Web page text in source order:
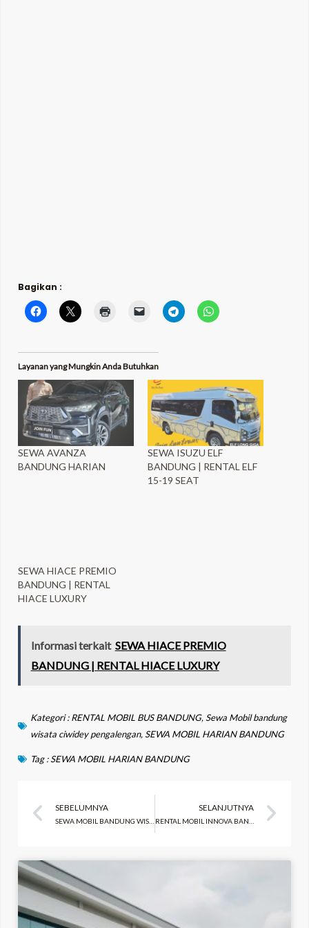
Bagikan :
Layanan yang Mungkin Anda Butuhkan
SEWA AVANZA
BANDUNG HARIAN
SEWA ISUZU ELF
BANDUNG | RENTAL ELF
15-19 SEAT
SEWA HIACE PREMIO
BANDUNG | RENTAL
HIACE LUXURY
Informasi terkait SEWA HIACE PREMIO
BANDUNG | RENTAL HIACE LUXURY
Kategori :RENTAL MOBIL BUS BANDUNG,Sewa Mobil bandung
wisata ciwidey pengalengan,SEWA MOBIL HARIAN BANDUNG
Tag :SEWA MOBIL HARIAN BANDUNG
Prev
SEBELUMNYA
SEWA MOBIL BANDUNG WISATA CIWIDEY PENGALENGAN
SELANJUTNYA
RENTAL MOBIL INNOVA BANDUNG